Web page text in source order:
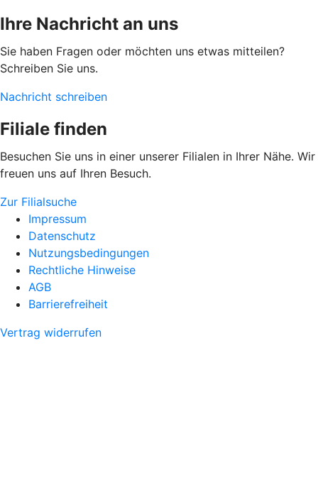
Ihre Nachricht an uns
Sie haben Fragen oder möchten uns etwas mitteilen?
Schreiben Sie uns.
Nachricht schreiben
Filiale finden
Besuchen Sie uns in einer unserer Filialen in Ihrer Nähe. Wir
freuen uns auf Ihren Besuch.
Zur Filialsuche
Impressum
Datenschutz
Nutzungsbedingungen
Rechtliche Hinweise
AGB
Barrierefreiheit
Vertrag widerrufen